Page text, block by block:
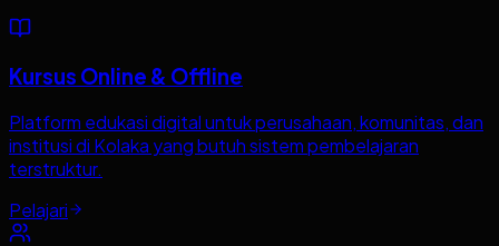
Kursus Online & Offline
Platform edukasi digital untuk perusahaan, komunitas, dan
institusi di Kolaka yang butuh sistem pembelajaran
terstruktur.
Pelajari